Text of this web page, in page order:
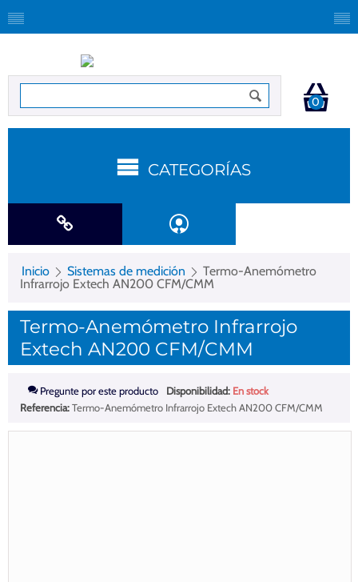
0
CATEGORÍAS
Inicio Sistemas de medición
Termo-Anemómetro
Infrarrojo Extech AN200 CFM/CMM
Termo-Anemómetro Infrarrojo
Extech AN200 CFM/CMM
Pregunte por este producto Disponibilidad: En stock
Referencia:Termo-Anemómetro Infrarrojo Extech AN200 CFM/CMM